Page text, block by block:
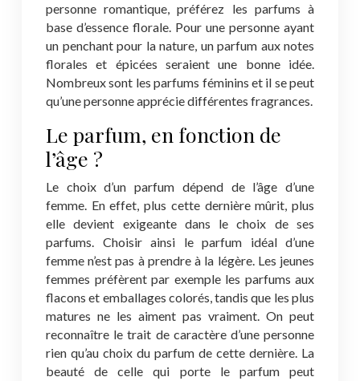
personne romantique, préférez les parfums à
base d’essence florale. Pour une personne ayant
un penchant pour la nature, un parfum aux notes
florales et épicées seraient une bonne idée.
Nombreux sont les parfums féminins et il se peut
qu’une personne apprécie différentes fragrances.
Le parfum, en fonction de
l’âge ?
Le choix d’un parfum dépend de l’âge d’une
femme. En effet, plus cette dernière mûrit, plus
elle devient exigeante dans le choix de ses
parfums. Choisir ainsi le parfum idéal d’une
femme n’est pas à prendre à la légère. Les jeunes
femmes préfèrent par exemple les parfums aux
flacons et emballages colorés, tandis que les plus
matures ne les aiment pas vraiment. On peut
reconnaître le trait de caractère d’une personne
rien qu’au choix du parfum de cette dernière. La
beauté de celle qui porte le parfum peut